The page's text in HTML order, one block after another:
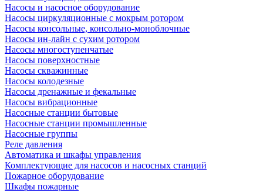
Насосы и насосное оборудование
Насосы циркуляционные с мокрым ротором
Насосы консольные, консольно-моноблочные
Насосы ин-лайн с сухим ротором
Насосы многоступенчатые
Насосы поверхностные
Насосы скважинные
Насосы колодезные
Насосы дренажные и фекальные
Насосы вибрационные
Насосные станции бытовые
Насосные станции промышленные
Насосные группы
Реле давления
Автоматика и шкафы управления
Комплектующие для насосов и насосных станций
Пожарное оборудование
Шкафы пожарные